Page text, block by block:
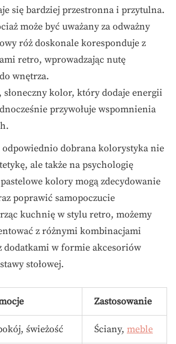
się bardziej przestronna i przytulna.
może być uważany za odważny
róż doskonale koresponduje z
retro, wprowadzając nutę
wnętrza.
słoneczny kolor, który dodaje energii
przywołuje wspomnienia
odpowiednio dobrana kolorystyka nie
ale także na psychologię
kolory mogą zdecydowanie
poprawić samopoczucie
kuchnię w stylu retro, możemy
z różnymi kombinacjami
dodatkami w formie akcesoriów
stołowej.
Zastosowanie
świeżość Ściany, meble